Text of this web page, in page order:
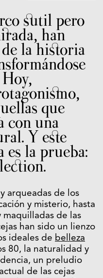
sutil pero
han
la historia
que
con una
Y este
es la prueba:
arqueadas de los
y misterio, hasta
maquilladas de las
han sido un lienzo
ideales de belleza
80, la naturalidad y
un preludio
de las cejas